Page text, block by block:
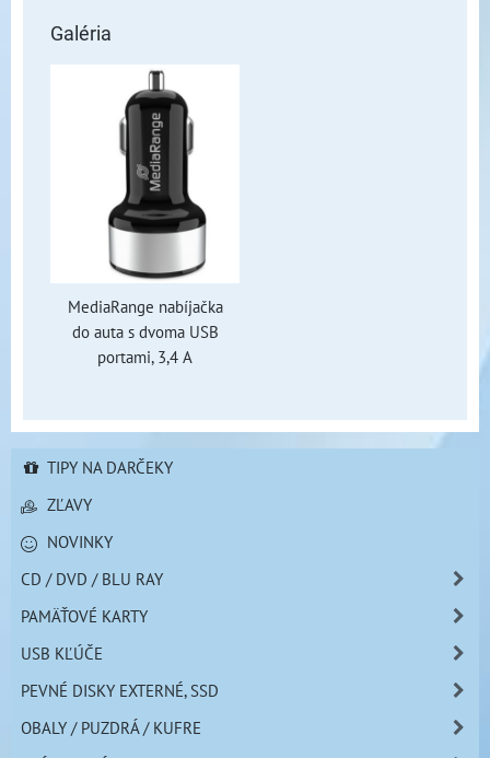
Galéria
MediaRange nabíjačka
do auta s dvoma USB
portami, 3,4 A
TIPY NA DARČEKY
ZĽAVY
NOVINKY
CD / DVD / BLU RAY
PAMÄŤOVÉ KARTY
USB KĽÚČE
PEVNÉ DISKY EXTERNÉ, SSD
OBALY / PUZDRÁ / KUFRE